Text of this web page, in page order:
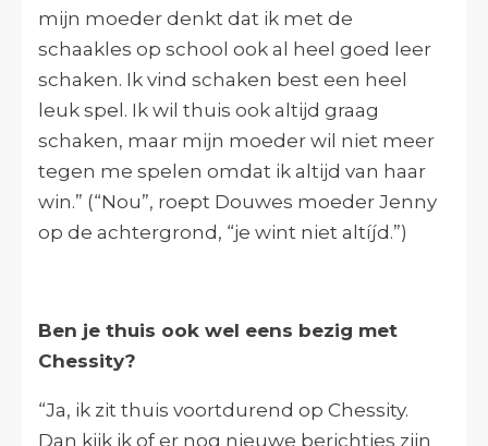
mijn moeder denkt dat ik met de
schaakles op school ook al heel goed leer
schaken. Ik vind schaken best een heel
leuk spel. Ik wil thuis ook altijd graag
schaken, maar mijn moeder wil niet meer
tegen me spelen omdat ik altijd van haar
win.” (“Nou”, roept Douwes moeder Jenny
op de achtergrond, “je wint niet altíjd.”)
Ben je thuis ook wel eens bezig met
Chessity?
“Ja, ik zit thuis voortdurend op Chessity.
Dan kijk ik of er nog nieuwe berichtjes zijn